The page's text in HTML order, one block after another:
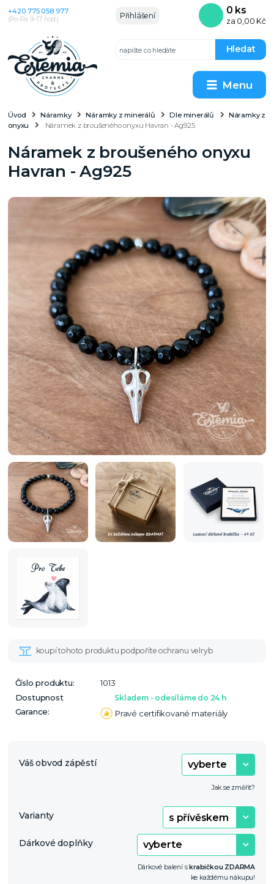
Menu
Přihlášení
Hledat
+420 775 058 977
(Po–Pá 9–17 hod.)
0 ks
za 0,00 Kč
Úvod Náramky Náramky z minerálů Dle minerálů
Náramky z
onyxu
Náramek z broušeného onyxu Havran - Ag925
Náramek z broušeného onyxu
Havran - Ag925
Číslo produktu:
1013
Dostupnost
Skladem - odesíláme do 24 h
Garance: Pravé certifikované materiály
Váš obvod zápěstí
Jak se změřit?
Varianty
Dárkové doplňky
Dárkové balení skrabičkou ZDARMA
ke každému nákupu!